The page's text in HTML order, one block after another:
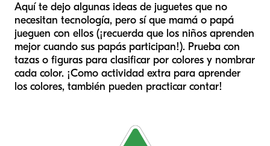
Aquí te dejo algunas ideas de juguetes que no
necesitan tecnología, pero sí que mamá o papá
jueguen con ellos (¡recuerda que los niños aprenden
mejor cuando sus papás participan!). Prueba con
tazas o figuras para clasificar por colores y nombrar
cada color. ¡Como actividad extra para aprender
los colores, también pueden practicar contar!